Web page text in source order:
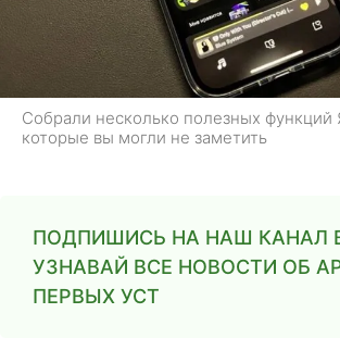
Собрали несколько полезных функций
которые вы могли не заметить
ПОДПИШИСЬ НА НАШ КАНАЛ
УЗНАВАЙ ВСЕ НОВОСТИ ОБ
ПЕРВЫХ УСТ